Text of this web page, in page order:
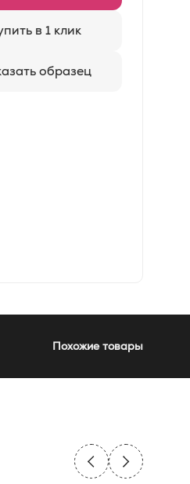
в 1 клик
образец
Похожие товары